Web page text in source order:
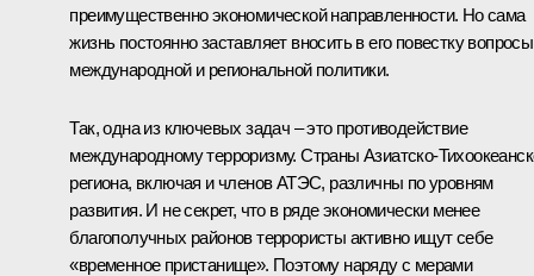
преимущественно экономической направленности. Но сама
жизнь постоянно заставляет вносить в его повестку вопросы
международной и региональной политики.
Так, одна из ключевых задач – это противодействие
международному терроризму. Страны Азиатско-
региона, включая и членов АТЭС, различны по уровням
развития. И не секрет, что в ряде экономически менее
благополучных районов террористы активно ищут себе
«временное пристанище». Поэтому наряду с мерами